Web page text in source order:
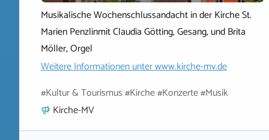
Musikalische Wochenschlussandacht in der Kirche St.
Marien Penzlinmit Claudia Götting, Gesang, und Brita
Möller, Orgel
Weitere Informationen unterwww.kirche-mv.de
#Kultur & Tourismus #Kirche #Konzerte #Musik
Kirche-MV